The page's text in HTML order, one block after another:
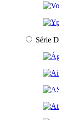
Série D